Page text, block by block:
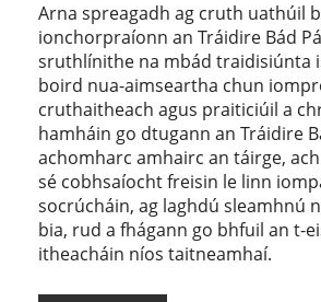
Arna spreagadh ag cruth uathúil
ionchorpraíonn an Tráidire Bád
sruthlínithe na mbád traidisiúnta
boird nua-aimseartha chun
cruthaitheach agus praiticiúil a
hamháin go dtugann an Tráidire
achomharc amhairc an táirge,
sé cobhsaíocht freisin le linn
socrúcháin, ag laghdú sleamhnú
bia, rud a fhágann go bhfuil an t-
itheacháin níos taitneamhaí.